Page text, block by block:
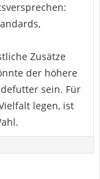
Zusätze
der höhere
sein. Für
legen, ist